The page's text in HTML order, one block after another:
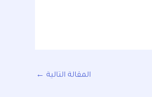
المقالة التالية ←